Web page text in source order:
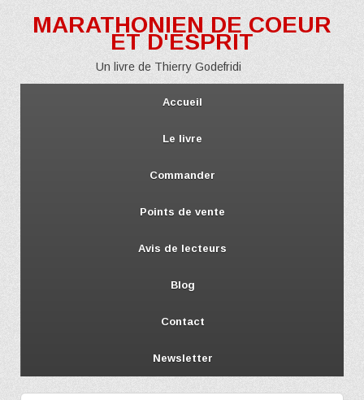
MARATHONIEN DE COEUR
ET D'ESPRIT
Un livre de Thierry Godefridi
Accueil
Le livre
Commander
Points de vente
Avis de lecteurs
Blog
Contact
Newsletter